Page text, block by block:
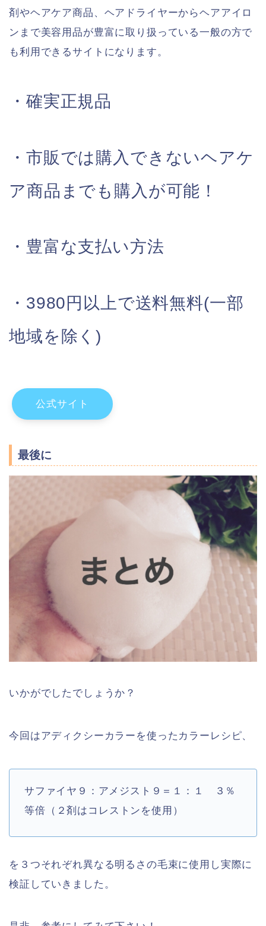
剤やヘアケア商品、ヘアドライヤーからヘアアイロ
ンまで美容用品が豊富に取り扱っている一般の方で
も利用できるサイトになります。
・確実正規品
・市販では購入できないヘアケ
ア商品までも購入が可能！
・豊富な支払い方法
・3980円以上で送料無料(一部
地域を除く)
公式サイト
最後に
いかがでしたでしょうか？
今回はアディクシーカラーを使ったカラーレシピ、
サファイヤ ９：アメジスト ９＝１：１ ３％
等倍（２剤はコレストンを使用）
を３つそれぞれ異なる明るさの毛束に使用し実際に
検証していきました。